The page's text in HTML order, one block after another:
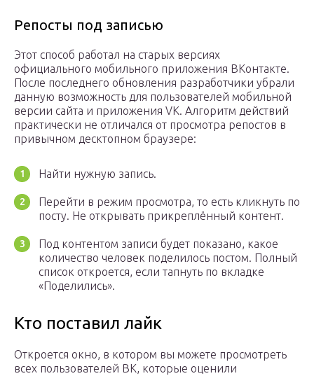
Репосты под записью
Этот способ работал на старых версиях
официального мобильного приложения ВКонтакте.
После последнего обновления разработчики убрали
данную возможность для пользователей мобильной
версии сайта и приложения VK. Алгоритм действий
практически не отличался от просмотра репостов в
привычном десктопном браузере:
Найти нужную запись.
Перейти в режим просмотра, то есть кликнуть по
посту. Не открывать прикреплённый контент.
Под контентом записи будет показано, какое
количество человек поделилось постом. Полный
список откроется, если тапнуть по вкладке
«Поделились».
Кто поставил лайк
Откроется окно, в котором вы можете просмотреть
всех пользователей ВК, которые оценили